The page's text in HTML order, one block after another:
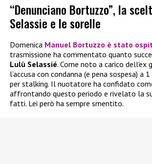
“Denunciano Bortuzzo”, la
Selassie e le sorelle
Domenica Manuel Bortuzzo è stato
trasmissione ha commentato quanto
Lulù Selassié. Come noto a carico dell’ex
l’accusa con condanna (e pena sospesa) a
per stalking. Il nuotatore ha confidato
affrontando questo periodo e rivelato la
fatti. Lei però ha sempre smentito.